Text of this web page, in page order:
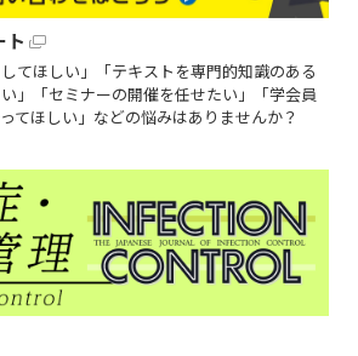
ト
てほしい」「テキストを専門的知識のある
」「セミナーの開催を任せたい」「学会員
てほしい」などの悩みはありませんか？